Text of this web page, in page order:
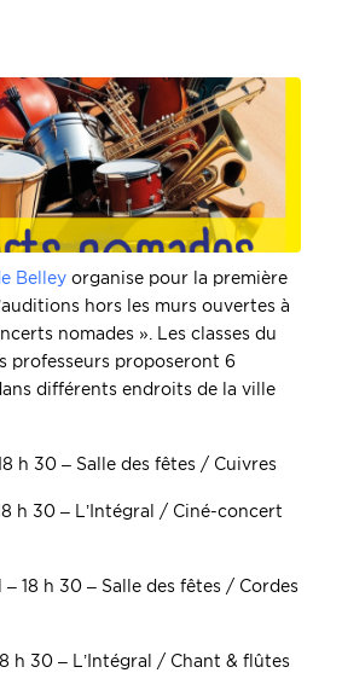
Belleyorganise pour la première
hors les murs ouvertes à
nomades ». Les classes du
professeurs proposeront 6
différents endroits de la ville
h 30 – Salle des fêtes / Cuivres
h 30 – L’Intégral / Ciné-concert
– 18 h 30 – Salle des fêtes / Cordes
h 30 – L’Intégral / Chant & flûtes